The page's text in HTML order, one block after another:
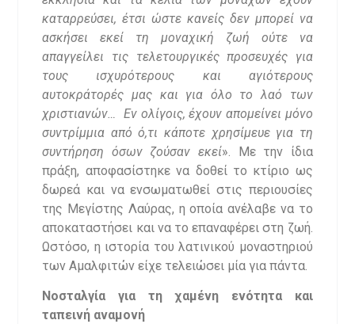
καταρρεύσει, έτσι ώστε κανείς δεν μπορεί να
ασκήσει εκεί τη μοναχική ζωή ούτε να
απαγγείλει τις τελετουργικές προσευχές για
τους ισχυρότερους και αγιότερους
αυτοκράτορές μας και για όλο το λαό των
χριστιανών… Εν ολίγοις, έχουν απομείνει μόνο
συντρίμμια από ό,τι κάποτε χρησίμευε για τη
συντήρηση όσων ζούσαν εκεί». Με την ίδια
πράξη, αποφασίστηκε να δοθεί το κτίριο ως
δωρεά και να ενσωματωθεί στις περιουσίες
της Μεγίστης Λαύρας, η οποία ανέλαβε να το
αποκαταστήσει και να το επαναφέρει στη ζωή.
Ωστόσο, η ιστορία του λατινικού μοναστηριού
των Αμαλφιτών είχε τελειώσει μία για πάντα.
Νοσταλγία για τη χαμένη ενότητα και
ταπεινή αναμονή